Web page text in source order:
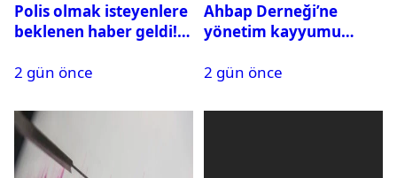
Polis olmak isteyenlere
beklenen haber geldi!
2 gün önce
Ahbap Derneği’ne
yönetim kayyumu
açıldı
2 gün önce